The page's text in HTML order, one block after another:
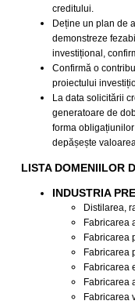
creditului.
Deține un plan de
demonstreze
investițional,
Confirmă o
proiectului
La data solicitării
generatoare de
forma
depășește
LISTA DOMENIILOR
INDUSTRIA
Distilarea,
Fabricarea
Fabricarea
Fabricarea
Fabricarea
Fabricarea
Fabricarea